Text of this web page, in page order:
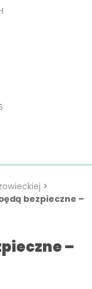
>
bezpieczne –
–